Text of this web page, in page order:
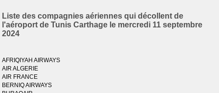
Liste des compagnies aériennes qui décollent de
l'aéroport de Tunis Carthage le mercredi 11 septembre
2024
AFRIQIYAH AIRWAYS
AIR ALGERIE
AIR FRANCE
BERNIQ AIRWAYS